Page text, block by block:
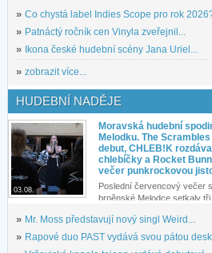
» Co chystá label Indies Scope pro rok
» Patnáctý ročník cen Vinyla zveřejnil...
» Ikona české hudební scény Jana Uriel...
» zobrazit více...
HUDEBNÍ NADĚJE
03.08.
Moravská hudební
Melodku. The
debut, CHLEB!K rozdával
chlebíčky a Rocket
večer punkrockovou
Poslední červencový večer
brněnské Melodce setkaly tři
» Mr. Moss představují nový singl Weird...
» Rapové duo PAST vydává svou pátou